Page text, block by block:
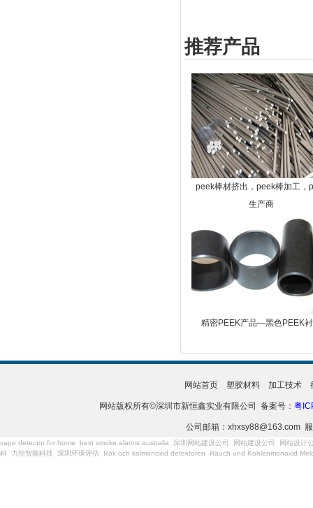
推荐产品
peek棒材挤出，peek棒加工，
生产商
精密PEEK产品—黑色PEEK
网站首页 塑胶材料 加工技术
网站版权所有©深圳市新恒鑫实业有限公司 备案号： 粤
公司邮箱：xhxsy88@163.com
vape detector for home best smoke alarms australia 深圳网站建设公司 网站建设公司
网站设计
科
力控智能科技 深圳环保评估 Rök och kolmonoxid detektoren Rauch und Kohlenmonoxid